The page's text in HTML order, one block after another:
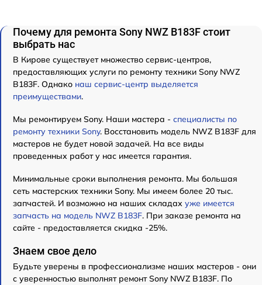
Почему для ремонта Sony NWZ B183F стоит
выбрать нас
В Кирове существует множество сервис-центров,
предоставляющих услуги по ремонту техники Sony NWZ
B183F. Однако наш сервис-центр выделяется
преимуществами.
Мы ремонтируем Sony. Наши мастера - специалисты по
ремонту техники Sony. Восстановить модель NWZ B183F для
мастеров не будет новой задачей. На все виды
проведенных работ у нас имеется гарантия.
Минимальные сроки выполнения ремонта. Мы большая
сеть мастерских техники Sony. Мы имеем более 20 тыс.
запчастей. И возможно на наших складах уже имеется
запчасть на модель NWZ B183F. При заказе ремонта на
сайте - предоставляется скидка -25%.
Знаем свое дело
Будьте уверены в профессионализме наших мастеров - они
с уверенностью выполнят ремонт Sony NWZ B183F. По